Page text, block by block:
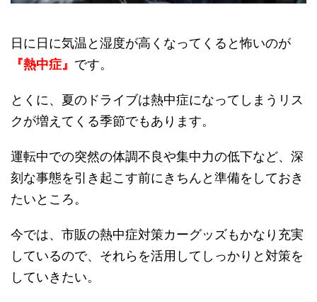
日に日に気温と湿度が高くなってくると怖いのが
『熱中症』 です。
とくに、夏のドライブは熱中症になってしまうリス
クが増えてくる季節でもあります。
運転中での突然の体調不良や集中力の低下など、深
刻な事態を引き起こす前にきちんと準備をしておき
たいところ。
今では、市販の熱中症対策カーグッズもかなり充実
しているので、それらを活用してしっかりと対策を
していきたい。